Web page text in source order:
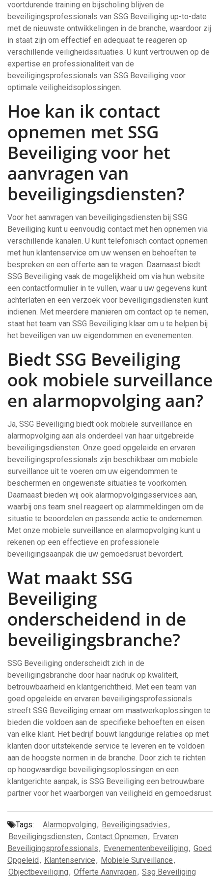
voortdurende training en bijscholing blijven de
beveiligingsprofessionals van SSG Beveiliging up-to-date
met de nieuwste ontwikkelingen in de branche, waardoor zij
in staat zijn om effectief en adequaat te reageren op
verschillende veiligheidssituaties. U kunt vertrouwen op de
expertise en professionaliteit van de
beveiligingsprofessionals van SSG Beveiliging voor
optimale veiligheidsoplossingen.
Hoe kan ik contact
opnemen met SSG
Beveiliging voor het
aanvragen van
beveiligingsdiensten?
Voor het aanvragen van beveiligingsdiensten bij SSG
Beveiliging kunt u eenvoudig contact met hen opnemen via
verschillende kanalen. U kunt telefonisch contact opnemen
met hun klantenservice om uw wensen en behoeften te
bespreken en een offerte aan te vragen. Daarnaast biedt
SSG Beveiliging vaak de mogelijkheid om via hun website
een contactformulier in te vullen, waar u uw gegevens kunt
achterlaten en een verzoek voor beveiligingsdiensten kunt
indienen. Met meerdere manieren om contact op te nemen,
staat het team van SSG Beveiliging klaar om u te helpen bij
het beveiligen van uw eigendommen en evenementen.
Biedt SSG Beveiliging
ook mobiele surveillance
en alarmopvolging aan?
Ja, SSG Beveiliging biedt ook mobiele surveillance en
alarmopvolging aan als onderdeel van haar uitgebreide
beveiligingsdiensten. Onze goed opgeleide en ervaren
beveiligingsprofessionals zijn beschikbaar om mobiele
surveillance uit te voeren om uw eigendommen te
beschermen en ongewenste situaties te voorkomen.
Daarnaast bieden wij ook alarmopvolgingsservices aan,
waarbij ons team snel reageert op alarmmeldingen om de
situatie te beoordelen en passende actie te ondernemen.
Met onze mobiele surveillance en alarmopvolging kunt u
rekenen op een effectieve en professionele
beveiligingsaanpak die uw gemoedsrust bevordert.
Wat maakt SSG
Beveiliging
onderscheidend in de
beveiligingsbranche?
SSG Beveiliging onderscheidt zich in de
beveiligingsbranche door haar nadruk op kwaliteit,
betrouwbaarheid en klantgerichtheid. Met een team van
goed opgeleide en ervaren beveiligingsprofessionals
streeft SSG Beveiliging ernaar om maatwerkoplossingen te
bieden die voldoen aan de specifieke behoeften en eisen
van elke klant. Het bedrijf bouwt langdurige relaties op met
klanten door uitstekende service te leveren en te voldoen
aan de hoogste normen in de branche. Door zich te richten
op hoogwaardige beveiligingsoplossingen en een
klantgerichte aanpak, is SSG Beveiliging een betrouwbare
partner voor het waarborgen van veiligheid en gemoedsrust.
Tags: Alarmopvolging, Beveiligingsadvies,
Beveiligingsdiensten, Contact Opnemen, Ervaren
Beveiligingsprofessionals, Evenementenbeveiliging, Goed
Opgeleid, Klantenservice, Mobiele Surveillance,
Objectbeveiliging, Offerte Aanvragen, Ssg Beveiliging